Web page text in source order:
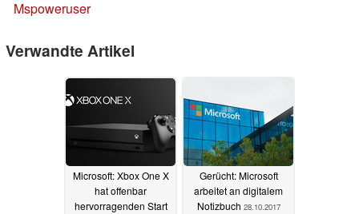
Mspoweruser
Verwandte Artikel
Microsoft: Xbox One X
hat offenbar
hervorragenden Start
Gerücht: Microsoft
arbeitet an digitalem
Notizbuch 28.10.2017